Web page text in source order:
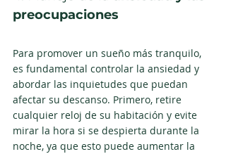
preocupaciones
Para promover un sueño más tranquilo,
es fundamental controlar la ansiedad y
abordar las inquietudes que puedan
afectar su descanso. Primero, retire
cualquier reloj de su habitación y evite
mirar la hora si se despierta durante la
noche, ya que esto puede aumentar la